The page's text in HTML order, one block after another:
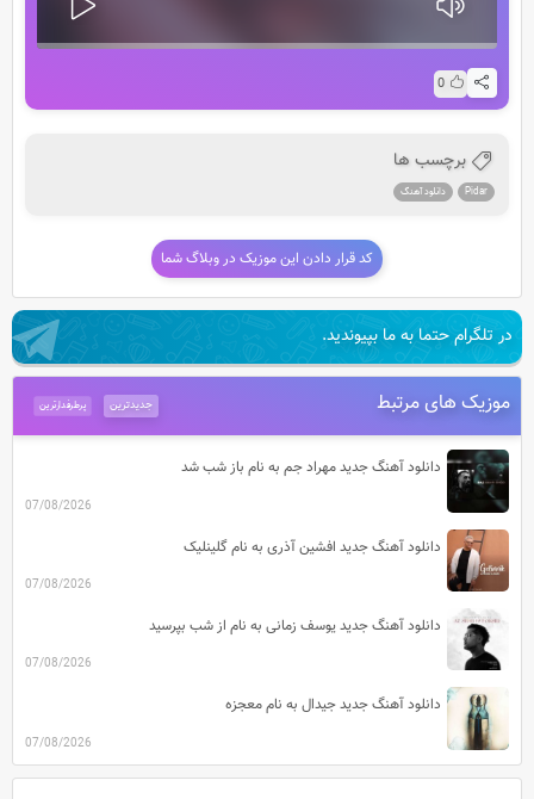
0
برچسب ها
Pidar دانلود آهنگ
کد قرار دادن این موزیک در وبلاگ شما
در تلگرام حتما به ما بپیوندید.
موزیک های مرتبط پرطرفدارترین جدیدترین
دانلود آهنگ جدید مهراد جم به نام باز شب شد
07/08/2026
دانلود آهنگ جدید افشین آذری به نام گلینلیک
07/08/2026
دانلود آهنگ جدید یوسف زمانی به نام از شب بپرسید
07/08/2026
دانلود آهنگ جدید جیدال به نام معجزه
07/08/2026